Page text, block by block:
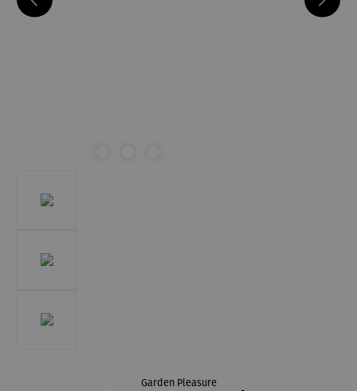
Garden Pleasure